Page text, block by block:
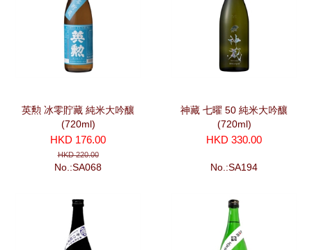
英勲 冰零貯藏 純米大吟釀
(720ml)
HKD 176.00
HKD 220.00
No.:SA068
神藏 七曜 50 純米大吟釀
(720ml)
HKD 330.00
No.:SA194